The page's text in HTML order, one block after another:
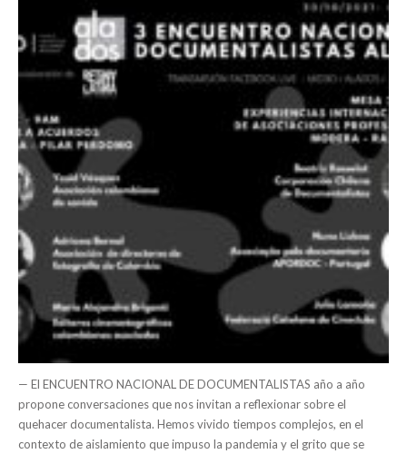
— El ENCUENTRO NACIONAL DE DOCUMENTALISTAS año a año
propone conversaciones que nos invitan a reflexionar sobre el
quehacer documentalista. Hemos vivido tiempos complejos, en el
contexto de aislamiento que impuso la pandemia y el grito que se